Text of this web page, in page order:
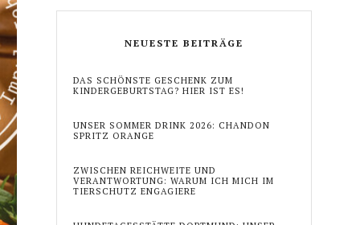
NEUESTE BEITRÄGE
DAS SCHÖNSTE GESCHENK ZUM
KINDERGEBURTSTAG? HIER IST ES!
UNSER SOMMER DRINK 2026: CHANDON
SPRITZ ORANGE
ZWISCHEN REICHWEITE UND
VERANTWORTUNG: WARUM ICH MICH IM
TIERSCHUTZ ENGAGIERE